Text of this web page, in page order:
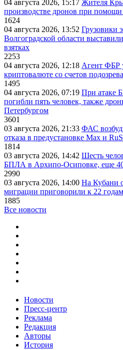
04 августа 2026, 15:17 Жителя
производстве дронов при помощи
1624
04 августа 2026, 13:52 Грузовики
Волгоградской области
взятках
2253
04 августа 2026, 12:18 Агент ФБР
криптовалюте со счетов
1495
04 августа 2026, 07:19 При атаке
погибли пять человек, также
Петербургом
3601
03 августа 2026, 21:33 ФАС
отказа в предустановке Max и
1814
03 августа 2026, 14:42 Шесть
БПЛА в Архипо-Осиповке, еще 40
2990
03 августа 2026, 14:00 На Кубани
миграции приговорили к 22
1885
Все новости
Новости
Пресс-центр
Реклама
Редакция
Авторы
История